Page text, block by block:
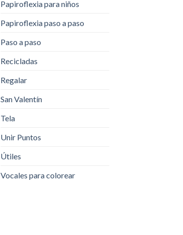
Papiroflexia para niños
Papiroflexia paso a paso
Paso a paso
Recicladas
Regalar
San Valentín
Tela
Unir Puntos
Útiles
Vocales para colorear